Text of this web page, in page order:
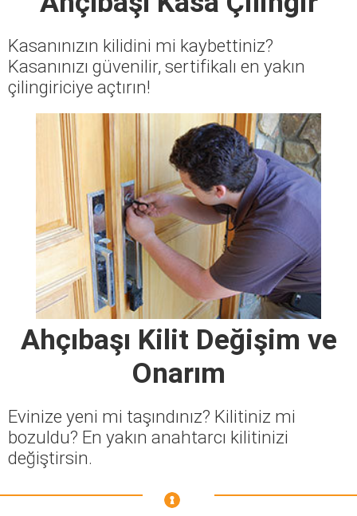
Kasanınızın kilidini mi kaybettiniz?
Kasanınızı güvenilir, sertifikalı en yakın
çilingiriciye açtırın!
Ahçıbaşı Kilit Değişim ve
Onarım
Evinize yeni mi taşındınız? Kilitiniz mi
bozuldu? En yakın anahtarcı kilitinizi
değiştirsin.